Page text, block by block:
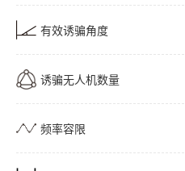
有效诱骗角度
诱骗无人机数量
频率容限